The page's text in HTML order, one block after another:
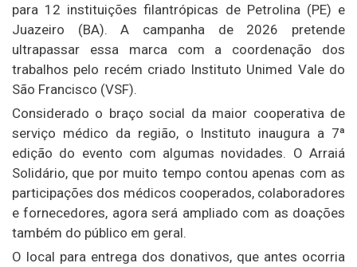
para 12 instituições filantrópicas de Petrolina (PE) e
Juazeiro (BA). A campanha de 2026 pretende
ultrapassar essa marca com a coordenação dos
trabalhos pelo recém criado Instituto Unimed Vale do
São Francisco (VSF).
Considerado o braço social da maior cooperativa de
serviço médico da região, o Instituto inaugura a 7ª
edição do evento com algumas novidades. O Arraiá
Solidário, que por muito tempo contou apenas com as
participações dos médicos cooperados, colaboradores
e fornecedores, agora será ampliado com as doações
também do público em geral.
O local para entrega dos donativos, que antes ocorria